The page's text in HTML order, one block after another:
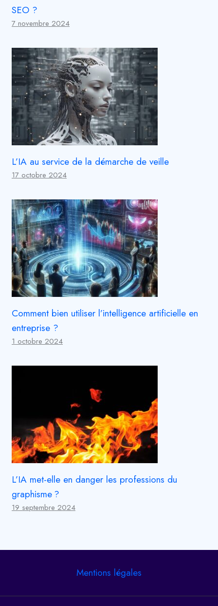
SEO ?
7 novembre 2024
L’IA au service de la démarche de veille
17 octobre 2024
Comment bien utiliser l’intelligence artificielle en
entreprise ?
1 octobre 2024
L’IA met-elle en danger les professions du
graphisme ?
19 septembre 2024
Mentions légales